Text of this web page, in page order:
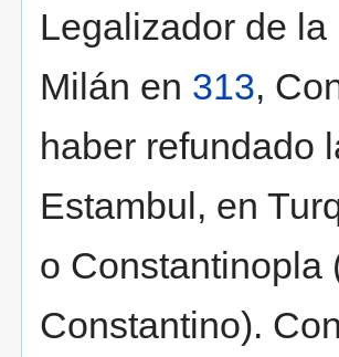
Legalizador de
Milán en 313,
haber refundado
Estambul, en
o Constantinopla
Constantino).